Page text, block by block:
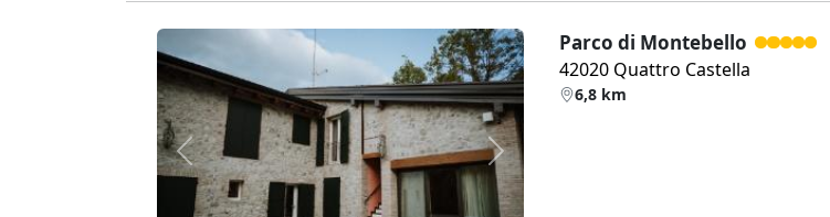
Zurück Weiter
Parco di Montebello
42020 Quattro Castella
6,8 km